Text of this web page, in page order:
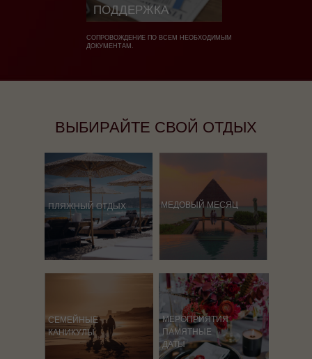
СОПРОВОЖДЕНИЕ ПО ВСЕМ НЕОБХОДИМЫМ
ДОКУМЕНТАМ.
ПОДДЕРЖКА
ПЛЯЖНЫЙ ОТДЫХ МЕДОВЫЙ МЕСЯЦ
МЕРОПРИЯТИЯ
ПАМЯТНЫЕ
ДАТЫ
СЕМЕЙНЫЕ
КАНИКУЛЫ
ВЫБИРАЙТЕ СВОЙ ОТДЫХ